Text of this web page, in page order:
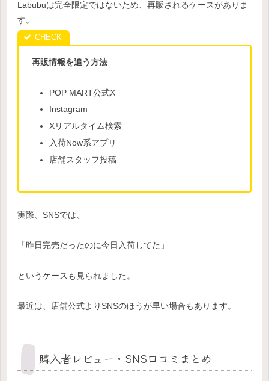
Labubuは完全限定ではないため、再販されるケースがありま
す。
再販情報を追う方法
POP MART公式X
Instagram
Xリアルタイム検索
入荷Now系アプリ
店舗スタッフ投稿
実際、SNSでは、
「昨日完売だったのに今日入荷してた」
というケースも見られました。
最近は、店舗公式よりSNSのほうが早い場合もあります。
購入者レビュー・SNS口コミまとめ